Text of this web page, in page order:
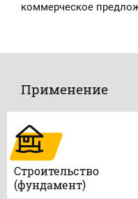
коммерческое
Применение
Строительство
(фундамент)